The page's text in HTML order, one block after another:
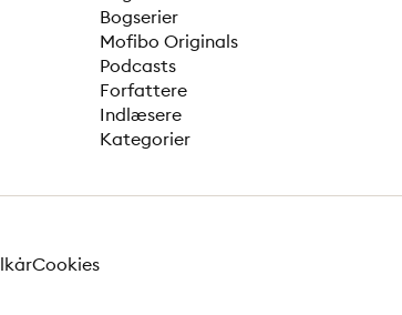
Bogserier
Mofibo Originals
Podcasts
Forfattere
Indlæsere
Kategorier
Cookies